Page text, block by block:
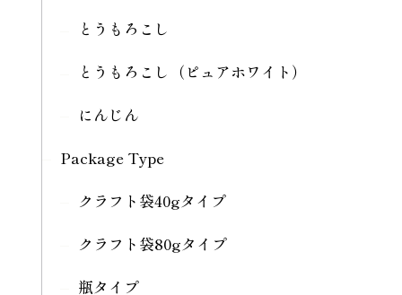
とうもろこし
とうもろこし（ピュアホワイト）
にんじん
Package Type
クラフト袋40gタイプ
クラフト袋80gタイプ
瓶タイプ